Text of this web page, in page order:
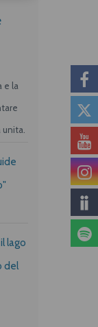
e la
lago
del